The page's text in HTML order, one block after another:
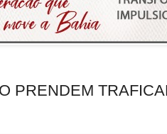
PRENDEM